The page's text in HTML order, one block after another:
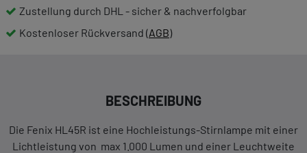
Zustellung durch DHL - sicher & nachverfolgbar
Kostenloser Rückversand (AGB)
BESCHREIBUNG
Die Fenix HL45R ist eine Hochleistungs-Stirnlampe mit einer
Lichtleistung von max 1.000 Lumen und einer Leuchtweite